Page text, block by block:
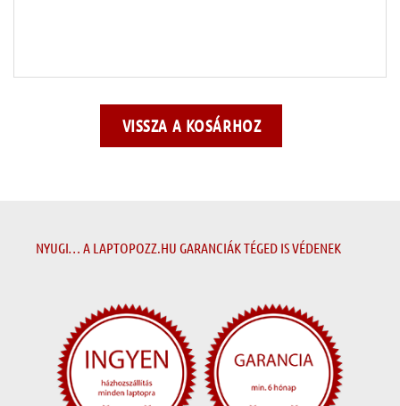
VISSZA A KOSÁRHOZ
NYUGI… A LAPTOPOZZ.HU GARANCIÁK TÉGED IS VÉDENEK